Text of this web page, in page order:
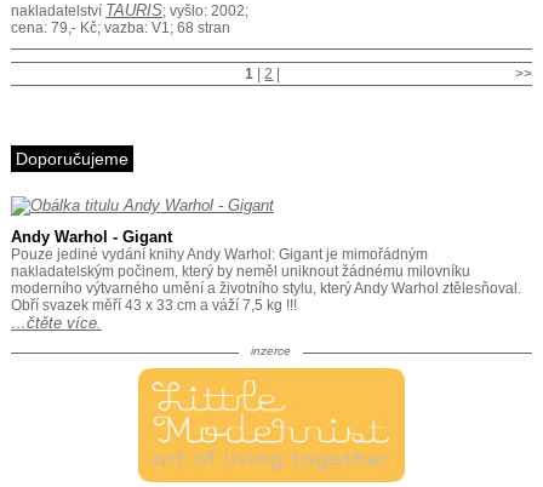
nakladatelství TAURIS; vyšlo: 2002;
cena: 79,- Kč; vazba: V1; 68 stran
>>
1 |2
Doporučujeme
Andy Warhol - Gigant
Pouze jediné vydání knihy Andy Warhol: Gigant je mimořádným
nakladatelským počinem, který by neměl uniknout žádnému milovníku
moderního výtvarného umění a životního stylu, který Andy Warhol ztělesňoval.
Obří svazek měří 43 x 33 cm a váží 7,5 kg !!!
…čtěte více.
inzerce